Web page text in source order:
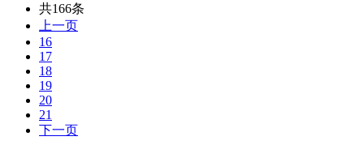
共166条
上一页
16
17
18
19
20
21
下一页